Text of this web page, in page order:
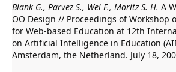
Blank G., Parvez S., Wei F., Moritz S. H. A
OO Design // Proceedings of Workshop
for Web-based Education at 12th
on Artificial Intelligence in Education
Amsterdam, the Netherland. July 18,